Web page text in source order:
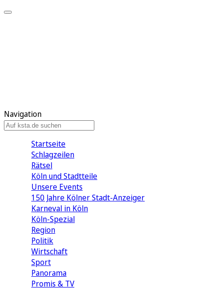
Navigation
Startseite
Schlagzeilen
Rätsel
Köln und Stadtteile
Unsere Events
150 Jahre Kölner Stadt-Anzeiger
Karneval in Köln
Köln-Spezial
Region
Politik
Wirtschaft
Sport
Panorama
Promis & TV